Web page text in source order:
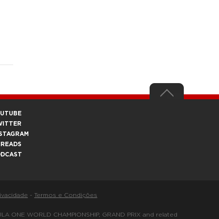
- Termos e Condições
ONE WORLD CHAMPIONSHIP, GRAND PRIX and related